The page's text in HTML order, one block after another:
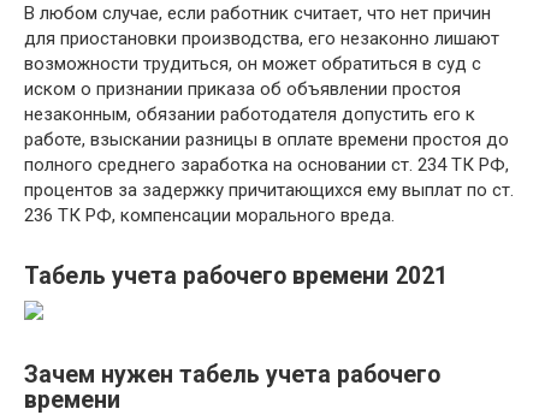
В любом случае, если работник считает, что нет причин
для приостановки производства, его незаконно лишают
возможности трудиться, он может обратиться в суд с
иском о признании приказа об объявлении простоя
незаконным, обязании работодателя допустить его к
работе, взыскании разницы в оплате времени простоя до
полного среднего заработка на основании ст. 234 ТК РФ,
процентов за задержку причитающихся ему выплат по ст.
236 ТК РФ, компенсации морального вреда.
Табель учета рабочего времени 2021
Зачем нужен табель учета рабочего
времени